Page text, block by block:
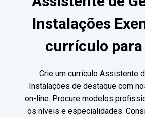
Instalações
currículo para
Crie um currículo Assistente
Instalações de destaque com
on-line. Procure modelos
os níveis e especialidades.